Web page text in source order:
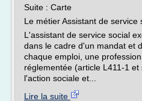
Suite : Carte
Le métier Assistant de service
L'assistant de service social
dans le cadre d'un mandat et
chaque emploi, une
réglementée (article L411-1
l'action sociale et...
Lire la suite